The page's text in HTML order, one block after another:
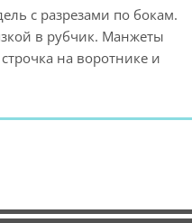
с разрезами по бокам.
в рубчик. Манжеты
на воротнике и